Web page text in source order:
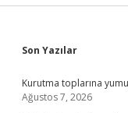
Sidebar
Son Yazılar
Kurutma toplarına
Ağustos 7, 2026